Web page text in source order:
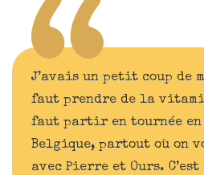
J’avais un petit coup de
faut prendre de la
faut partir en tournée en
Belgique, partout où on
avec Pierre et Ours. C’est